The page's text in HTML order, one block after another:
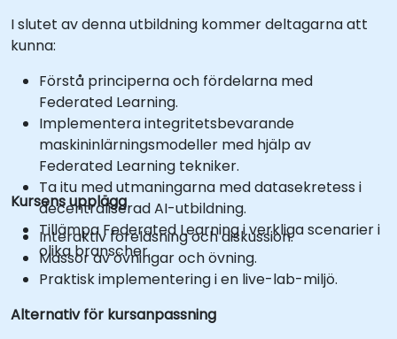
I slutet av denna utbildning kommer deltagarna att
kunna:
Förstå principerna och fördelarna med
Federated Learning.
Implementera integritetsbevarande
maskininlärningsmodeller med hjälp av
Federated Learning tekniker.
Ta itu med utmaningarna med datasekretess i
decentraliserad AI-utbildning.
Tillämpa Federated Learning i verkliga scenarier i
olika branscher.
Kursens upplägg
Interaktiv föreläsning och diskussion.
Massor av övningar och övning.
Praktisk implementering i en live-lab-miljö.
Alternativ för kursanpassning